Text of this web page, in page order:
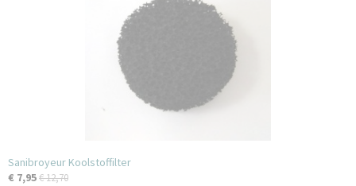
Sanibroyeur Koolstoffilter
€ 7,95€ 12,70